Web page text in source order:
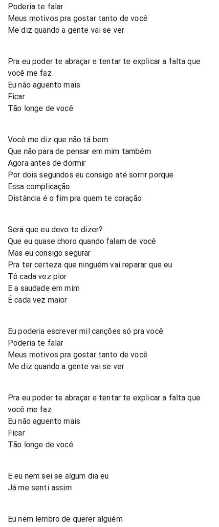
Poderia te falar
Meus motivos pra gostar tanto de você
Me diz quando a gente vai se ver
Pra eu poder te abraçar e tentar te explicar a falta que
você me faz
Eu não aguento mais
Ficar
Tão longe de você
Você me diz que não tá bem
Que não para de pensar em mim também
Agora antes de dormir
Por dois segundos eu consigo até sorrir porque
Essa complicação
Distância é o fim pra quem te coração
Será que eu devo te dizer?
Que eu quase choro quando falam de você
Mas eu consigo segurar
Pra ter certeza que ninguém vai reparar que eu
Tô cada vez pior
E a saudade em mim
É cada vez maior
Eu poderia escrever mil canções só pra você
Poderia te falar
Meus motivos pra gostar tanto de você
Me diz quando a gente vai se ver
Pra eu poder te abraçar e tentar te explicar a falta que
você me faz
Eu não aguento mais
Ficar
Tão longe de você
E eu nem sei se algum dia eu
Já me senti assim
Eu nem lembro de querer alguém